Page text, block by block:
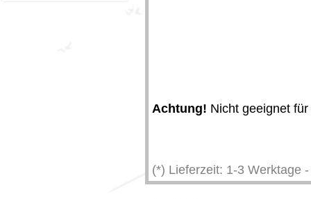
Achtung! Nicht geeignet
(*) Lieferzeit: 1-3 Werktage